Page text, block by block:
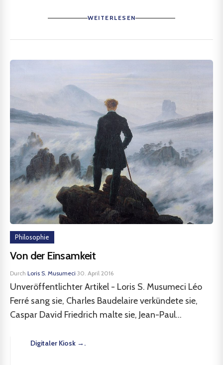
WEITERLESEN
Philosophie
Von der Einsamkeit
Durch Loris S. Musumeci·30. April 2016
Unveröffentlichter Artikel - Loris S. Musumeci Léo
Ferré sang sie, Charles Baudelaire verkündete sie,
Caspar David Friedrich malte sie, Jean-Paul...
Digitaler Kiosk →.